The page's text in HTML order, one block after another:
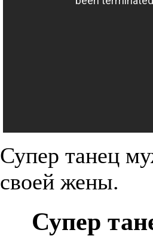
Супер танец
своей жены.
Супер